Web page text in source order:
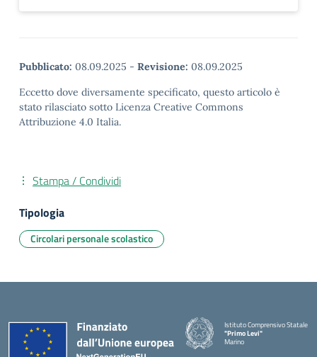
Pubblicato: 08.09.2025 - Revisione: 08.09.2025
Eccetto dove diversamente specificato, questo articolo è
stato rilasciato sotto Licenza Creative Commons
Attribuzione 4.0 Italia.
Stampa / Condividi
Tipologia
Circolari personale scolastico
Istituto Comprensivo Statale
"Primo Levi"
Marino